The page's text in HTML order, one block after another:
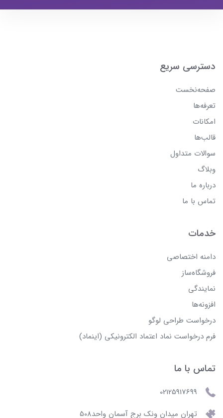
دسترسی سریع
صفحه‌نخست
تعرفه‌ها
امکانات
قالب‌ها
سوالات متداول
وبلاگ
درباره ما
تماس با ما
خدمات
دامنه اختصاصی
فروشگاه‌ساز
نمایندگی
افزونه‌ها
درخواست طراحی لوگو
فرم درخواست نماد اعتماد الکترونیکی (اینماد)
تماس با ما
02125917699
تهران میدان ونک برج آسمان واحد508